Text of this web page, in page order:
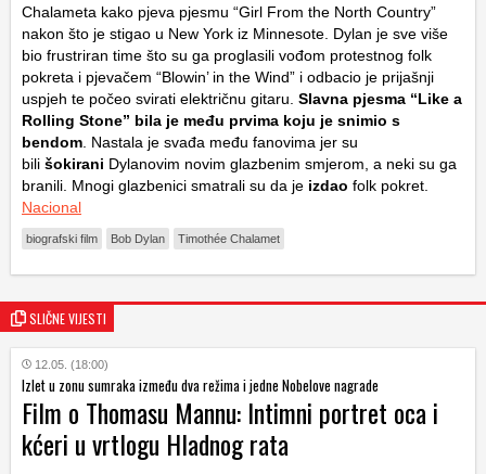
Chalameta kako pjeva pjesmu “Girl From the North Country”
nakon što je stigao u New York iz Minnesote. Dylan je sve više
bio frustriran time što su ga proglasili vođom protestnog folk
pokreta i pjevačem “Blowin’ in the Wind” i odbacio je prijašnji
uspjeh te počeo svirati električnu gitaru. Slavna pjesma “Like a
Rolling Stone” bila je među prvima koju je snimio s
bendom . Nastala je svađa među fanovima jer su
bili šokirani Dylanovim novim glazbenim smjerom, a neki su ga
branili. Mnogi glazbenici smatrali su da je izdao folk pokret.
Nacional
biografski film Bob Dylan Timothée Chalamet
SLIČNE VIJESTI
12.05. (18:00)
Izlet u zonu sumraka između dva režima i jedne Nobelove nagrade
Film o Thomasu Mannu: Intimni portret oca i
kćeri u vrtlogu Hladnog rata